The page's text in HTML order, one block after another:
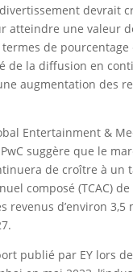
devrait
atteindre une valeur
de pourcentage
de la diffusion en
augmentation des
Entertainment &
suggère que le
de croître à un
composé (TCAC) de
revenus d’environ 3,5
publié par EY lors